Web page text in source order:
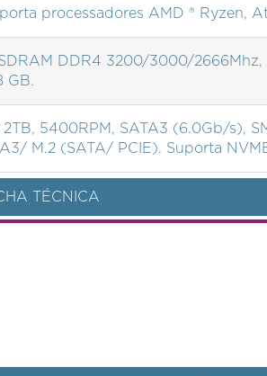
processadores AMD ® Ryzen,
DDR4 3200/3000/2666Mhz,
GB.
5400RPM, SATA3 (6.0Gb/s),
M.2 (SATA/ PCIE). Suporta
TÉCNICA